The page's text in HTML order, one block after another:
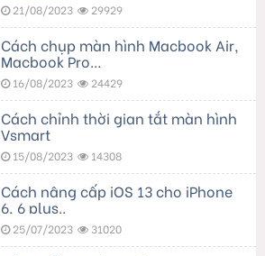
21/08/2023 29929
Cách chụp màn hình Macbook Air,
Macbook Pro…
16/08/2023 24429
Cách chỉnh thời gian tắt màn hình
Vsmart
15/08/2023 14308
Cách nâng cấp iOS 13 cho iPhone
6, 6 plus..
25/07/2023 31020